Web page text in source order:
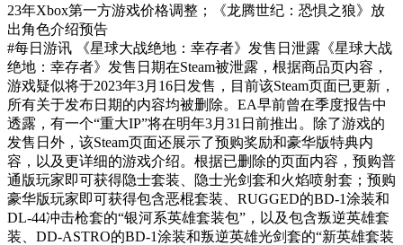
23年Xbox第一方游戏价格调整；《龙腾世纪：恐惧之狼》放
出角色介绍预告
#每日游讯
《星球大战绝地：幸存者》发售日泄露《星球大战
绝地：幸存者》发售日期在Steam被泄露，根据商品页内容，
游戏疑似将于2023年3月16日发售，目前该Steam页面已更新，
所有关于发布日期的内容均被删除。EA早前曾在季度报告中
透露，有一个“重大IP”将在明年3月31日前推出。除了游戏的
发售日外，该Steam页面还展示了预购奖励和豪华版特典内
容，以及更详细的游戏介绍。根据已删除的页面内容，预购普
通版玩家即可获得隐士套装、隐士光剑套和火焰喷射套；预购
豪华版玩家即可获得包含恶棍套装、RUGGED的BD-1涂装和
DL-44冲击枪套的“银河系英雄套装包”，以及包含叛逆英雄套
装、DD-ASTRO的BD-1涂装和叛逆英雄光剑套的“新英雄套装